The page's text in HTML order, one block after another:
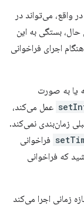
می‌تواند در
حال، بستگی به این
اجرای فراخوانی
یا به صورت
عمل می‌کند،
زمان‌بندی نمی‌کند.
فراخوانی
که فراخوانی
زمانی اجرا می‌کند